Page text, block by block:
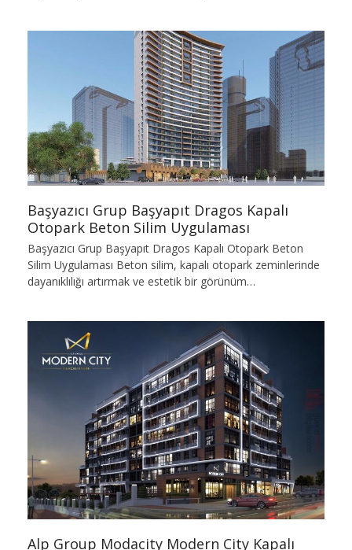
Başyazıcı Grup Başyapıt Dragos Kapalı
Otopark Beton Silim Uygulaması
Başyazıcı Grup Başyapıt Dragos Kapalı Otopark Beton
Silim Uygulaması Beton silim, kapalı otopark zeminlerinde
dayanıklılığı artırmak ve estetik bir görünüm…
Alp Group Modacity Modern City Kapalı